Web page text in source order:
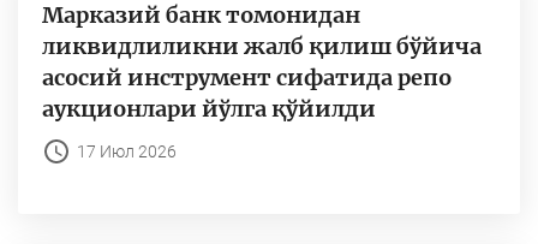
Марказий банк томонидан
ликвидлиликни жалб қилиш бўйича
асосий инструмент сифатида репо
аукционлари йўлга қўйилди
17 Июл 2026